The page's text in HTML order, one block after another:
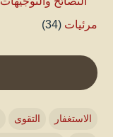
مرئيات (34)
الاستغفار التقوى